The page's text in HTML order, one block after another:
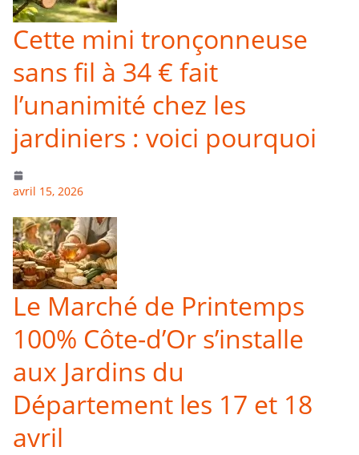
Cette mini tronçonneuse
sans fil à 34 € fait
l’unanimité chez les
jardiniers : voici pourquoi
avril 15, 2026
Le Marché de Printemps
100% Côte-d’Or s’installe
aux Jardins du
Département les 17 et 18
avril